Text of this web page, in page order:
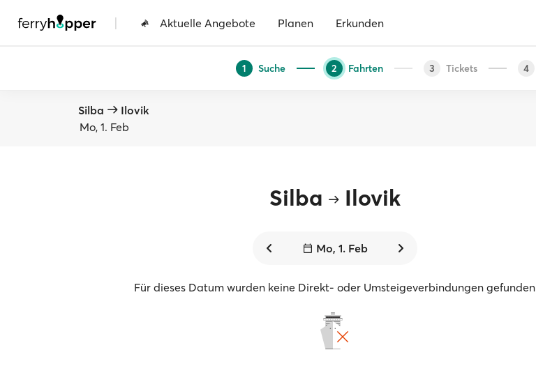
| Aktuelle Angebote Planen Erkunden
1 Suche 2 Fahrten 3 Tickets 4
Silba
Ilovik
Mo, 1. Feb
Silba Ilovik
Mo, 1. Feb
Für dieses Datum wurden keine Direkt- oder Umsteigeverbindungen gefunden